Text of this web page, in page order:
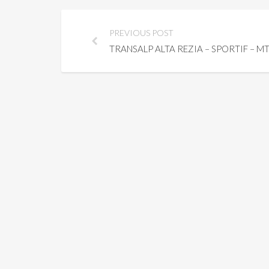
PREVIOUS POST
TRANSALP ALTA REZIA – SPORTIF –